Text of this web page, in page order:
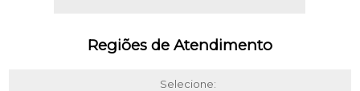
Regiões de Atendimento
Selecione: